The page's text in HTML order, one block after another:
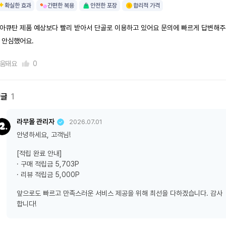
확실한 효과 간편한 복용 안전한 포장 합리적 가격
큐탄 제품 예상보다 빨리 받아서 단골로 이용하고 있어요 문의에 빠르게 답변해
안심했어요.
돼요 0
1
라무몰 관리자 2026.07.01
안녕하세요, 고객님!
[적립 완료 안내]
· 구매 적립금 5,703P
· 리뷰 적립금 5,000P
앞으로도 빠르고 만족스러운 서비스 제공을 위해 최선을 다하겠습니다. 감사
합니다!